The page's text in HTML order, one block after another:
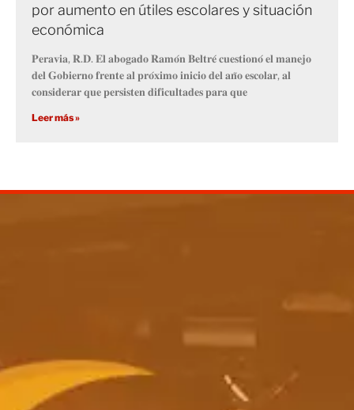
por aumento en útiles escolares y situación
económica
𝐏𝐞𝐫𝐚𝐯𝐢𝐚, 𝐑.𝐃. 𝐄𝐥 𝐚𝐛𝐨𝐠𝐚𝐝𝐨 𝐑𝐚𝐦𝐨́𝐧 𝐁𝐞𝐥𝐭𝐫𝐞́ 𝐜𝐮𝐞𝐬𝐭𝐢𝐨𝐧𝐨́ 𝐞𝐥 𝐦𝐚𝐧𝐞𝐣𝐨
𝐝𝐞𝐥 𝐆𝐨𝐛𝐢𝐞𝐫𝐧𝐨 𝐟𝐫𝐞𝐧𝐭𝐞 𝐚𝐥 𝐩𝐫𝐨́𝐱𝐢𝐦𝐨 𝐢𝐧𝐢𝐜𝐢𝐨 𝐝𝐞𝐥 𝐚𝐧̃𝐨 𝐞𝐬𝐜𝐨𝐥𝐚𝐫, 𝐚𝐥
𝐜𝐨𝐧𝐬𝐢𝐝𝐞𝐫𝐚𝐫 𝐪𝐮𝐞 𝐩𝐞𝐫𝐬𝐢𝐬𝐭𝐞𝐧 𝐝𝐢𝐟𝐢𝐜𝐮𝐥𝐭𝐚𝐝𝐞𝐬 𝐩𝐚𝐫𝐚 𝐪𝐮𝐞
Leer más »